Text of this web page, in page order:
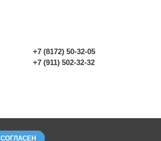
+7 (8172) 50-32-05
+7 (911) 502-32-32
СОГЛАСЕН